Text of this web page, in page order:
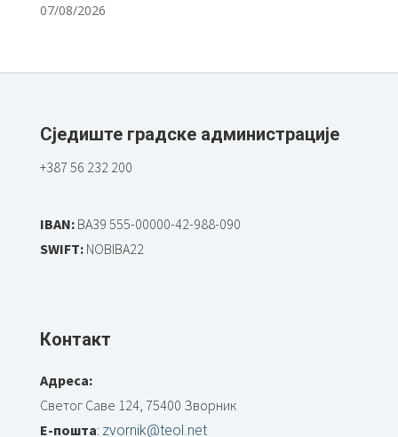
07/08/2026
Сједиште градске администрације
+387 56 232 200
IBAN:BA39 555-00000-42-988-090
SWIFT:NOBIBA22
Контакт
Адреса:
Светог Саве 124, 75400 Зворник
Е-пошта: zvornik@teol.net